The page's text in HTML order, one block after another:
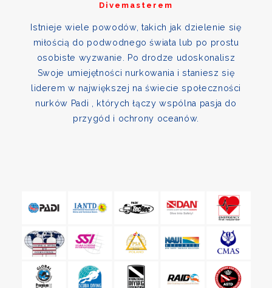
Divemasterem
Istnieje wiele powodów, takich jak dzielenie się
miłością do podwodnego świata lub po prostu
osobiste wyzwanie. Po drodze udoskonalisz
Swoje umiejętności nurkowania i staniesz się
liderem w największej na świecie społeczności
nurków Padi , których łączy wspólna pasja do
przygód i ochrony oceanów.